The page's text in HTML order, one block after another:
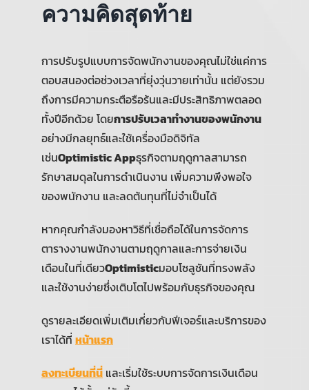
ความคิดสุดท้าย
การปรับรูปแบบการจัดพนักงานของคุณไม่ใช่แค่การ
ตอบสนองต่อช่วงเวลาที่ยุ่งวุ่นวายเท่านั้น แต่ยังรวม
ถึงการมีความกระตือรือร้นและมีประสิทธิภาพตลอด
ทั้งปีอีกด้วย โดยการปรับเวลาทำงานของพนักงาน
อย่างมีกลยุทธ์และใช้เครื่องมือดิจิทัล
เช่นOptimistic Appธุรกิจตามฤดูกาลสามารถ
รักษาสมดุลในการดำเนินงาน เพิ่มความพึงพอใจ
ของพนักงาน และลดต้นทุนที่ไม่จำเป็นได้
หากคุณกำลังมองหาวิธีที่เชื่อถือได้ในการจัดการ
ตารางงานพนักงานตามฤดูกาลและการจ่ายเงิน
เดือนในที่เดียวOptimisticมอบโซลูชันที่ทรงพลัง
และใช้งานง่ายซึ่งเติบโตไปพร้อมกับธุรกิจของคุณ
ดูรายละเอียดเพิ่มเติมเกี่ยวกับฟีเจอร์และบริการของ
เราได้ที่ หน้าแรก
ลงทะเบียนที่นี่และเริ่มใช้ระบบการจัดการเงินเดือน